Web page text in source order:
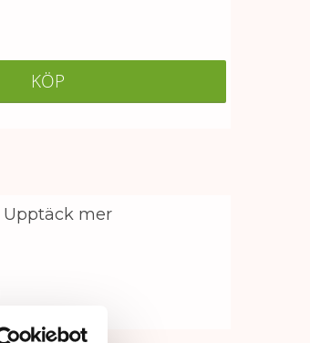
KÖP
Upptäck mer